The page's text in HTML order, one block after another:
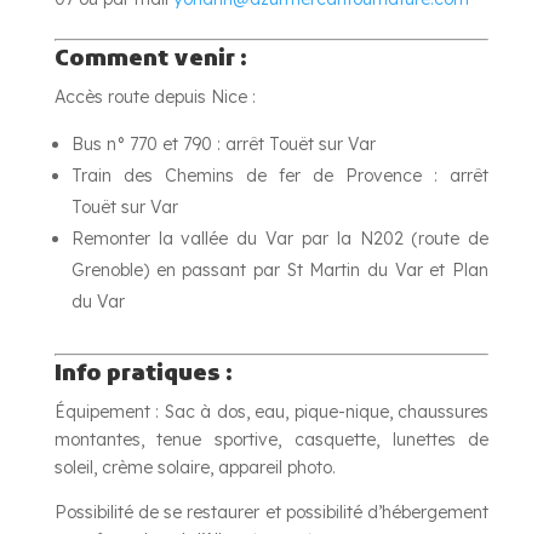
Comment venir :
Accès route depuis Nice :
Bus n° 770 et 790 : arrêt Touët sur Var
Train des Chemins de fer de Provence : arrêt
Touët sur Var
Remonter la vallée du Var par la N202 (route de
Grenoble) en passant par St Martin du Var et Plan
du Var
Info pratiques :
Équipement : Sac à dos, eau, pique-nique, chaussures
montantes, tenue sportive, casquette, lunettes de
soleil, crème solaire, appareil photo.
Possibilité de se restaurer et possibilité d’hébergement